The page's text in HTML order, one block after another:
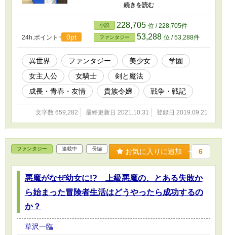
人と互角に戦い、周囲を驚かせた。 魔法が不得
手でありながらも、なんとか試験に合格し騎士
学校に通い始める。 そして運命の悪戯か、幼年
学校時代からラーソルバールを宿敵として追い
かけ続ける公爵令嬢エラゼルと再会。 学校の内
外で色々な事件や国家単位の陰謀に巻き込まれ
ながらラーソルバールは成長していく。 対立し
つつ背を預ける、そんなエラゼルとの関係
は……。 望まぬ戦いや、抗えない出来事に苦悩
しながら、それでも少女は未来のために「騎
士」になるため歩みを止めない。 やがて彼女は
騎士となり、国の危機に立ち向かうことにな
る。 ちゃんとしたファンタジーの世界を少しだ
けハートフルに、ちょっとコメディっぽく、少
（友情と恋と冒険と戦争）の物語です。 ■ ■騎士
編に突入しました！！■ 転移転生無し、主人公は
チートキャラでもありません。 序盤の戦闘シー
「第三章：（四）思い出と因縁（後編）」「第
四章：（一）通り雨のあとで」 ************ 恋愛
話は二部に入ってからです。気長に読んでいっ
24h.ポイント 0pt
小説 228,705 位 / 228,705件
ファンタジー 53,288 位 / 53,288件
異世界 ファンタジー 美少女
学園
女主人公
女騎士
剣と魔法
成長・青春・友情
貴族令嬢 戦争・戦記
文字数 659,282 最終更新日 2021.10.31 登録日 2019.09.21
ファンタジー 連載中 長編 お気に入りに追加 6
悪魔がなぜ幼女に!? 上級悪魔の、とある失敗か
ら始まった冒険者生活はどうやったら成功するの
か？
草沢一臨